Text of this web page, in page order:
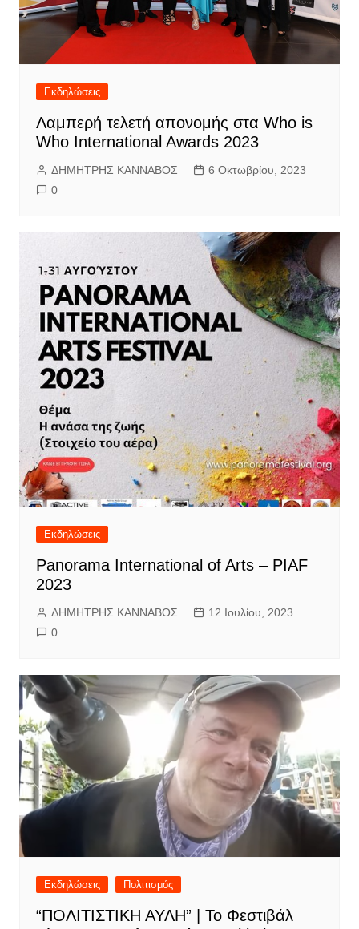
Εκδηλώσεις
Λαμπερή τελετή απονομής στα Who is
Who International Awards 2023
ΔΗΜΗΤΡΗΣ ΚΑΝΝΑΒΟΣ
6 Οκτωβρίου, 2023
0
Εκδηλώσεις
Panorama International of Arts – PIAF
2023
ΔΗΜΗΤΡΗΣ ΚΑΝΝΑΒΟΣ
12 Ιουλίου, 2023
0
Εκδηλώσεις Πολιτισμός
“ΠΟΛΙΤΙΣΤΙΚΗ ΑΥΛΗ” | Το Φεστιβάλ